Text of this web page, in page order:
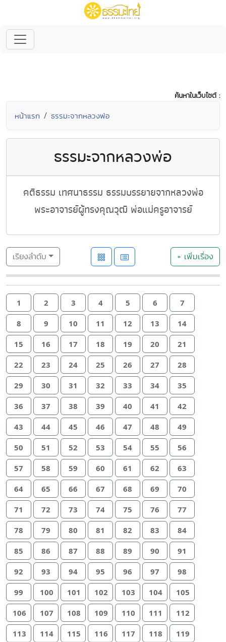
ค้นหาในเว็บไซต์ :
หน้าแรก ธรรมะจากหลวงพ่อ
ธรรมะจากหลวงพ่อ
คติธรรม เทศนาธรรม ธรรมบรรยายจากหลวงพ่อ
พระอาจารย์ผู้ทรงคุณวุฒิ พ่อแม่ครูอาจารย์
เรียงลำดับ + เพิ่มเรื่อง
1 2 3 4 5 6 7
8 9 10 11 12 13 14
15 16 17 18 19 20 21
22 23 24 25 26 27 28
29 30 31 32 33 34 35
36 37 38 39 40 41 42
43 44 45 46 47 48 49
50 51 52 53 54 55 56
57 58 59 60 61 62 63
64 65 66 67 68 69 70
71 72 73 74 75 76 77
78 79 80 81 82 83 84
85 86 87 88 89 90 91
92 93 94 95 96 97 98
99 100 101 102 103 104 105
106 107 108 109 110 111 112
113 114 115 116 117 118 119